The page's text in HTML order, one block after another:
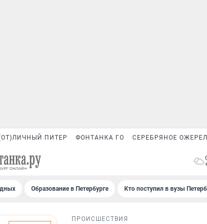
ПИТЕР ФОНТАНКА ГО СЕРЕБРЯНОЕ
Образование в Петербурге Кто поступил в вузы
ПРОИСШЕСТВИЯ